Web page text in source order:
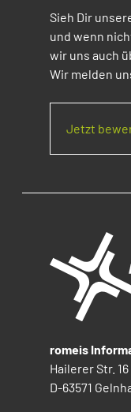
Sieh Dir
und wenn
wir uns auch
Wir melden
Jetzt
romeis
Hailerer Str. 16
D-63571